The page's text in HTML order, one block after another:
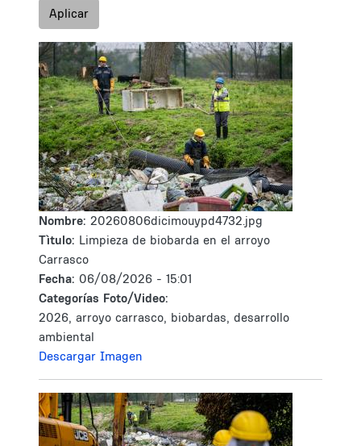
Aplicar
Nombre: 20260806dicimouypd4732.jpg
Tìtulo: Limpieza de biobarda en el arroyo
Carrasco
Fecha: 06/08/2026 - 15:01
Categorías Foto/Video:
2026, arroyo carrasco, biobardas, desarrollo
ambiental
Descargar Imagen